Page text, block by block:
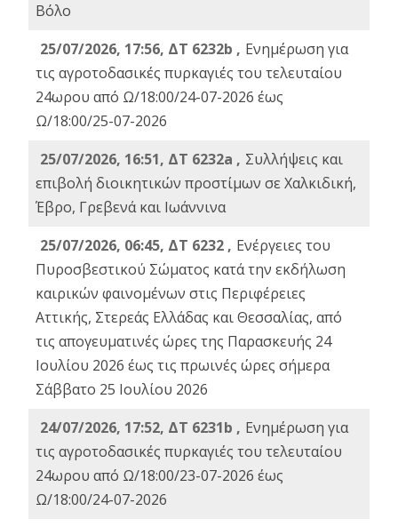
Βόλο
25/07/2026, 17:56, ΔΤ 6232b , Ενημέρωση για
τις αγροτοδασικές πυρκαγιές του τελευταίου
24ωρου από Ω/18:00/24-07-2026 έως
Ω/18:00/25-07-2026
25/07/2026, 16:51, ΔΤ 6232a , Συλλήψεις και
επιβολή διοικητικών προστίμων σε Χαλκιδική,
Έβρο, Γρεβενά και Ιωάννινα
25/07/2026, 06:45, ΔΤ 6232 , Ενέργειες του
Πυροσβεστικού Σώματος κατά την εκδήλωση
καιρικών φαινομένων στις Περιφέρειες
Αττικής, Στερεάς Ελλάδας και Θεσσαλίας, από
τις απογευματινές ώρες της Παρασκευής 24
Ιουλίου 2026 έως τις πρωινές ώρες σήμερα
Σάββατο 25 Ιουλίου 2026
24/07/2026, 17:52, ΔΤ 6231b , Ενημέρωση για
τις αγροτοδασικές πυρκαγιές του τελευταίου
24ωρου από Ω/18:00/23-07-2026 έως
Ω/18:00/24-07-2026